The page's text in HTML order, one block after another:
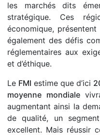
les marchés dits
stratégique. Ces
économique,
également des défis
réglementaires aux
et d’éthique.
Le FMI estime que d’ici
moyenne mondiale
augmentant ainsi la
de qualité, un
excellent. Mais réussir